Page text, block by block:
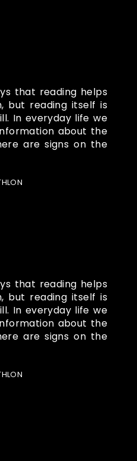
that reading helps
but reading itself is
In everyday life we
about the
are signs on the
that reading helps
but reading itself is
In everyday life we
about the
are signs on the